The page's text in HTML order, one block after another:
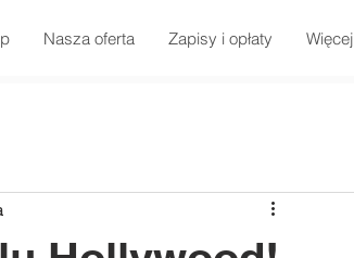
Nasza oferta Zapisy i opłaty Więcej